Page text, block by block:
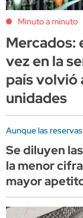
Minuto a minuto
Mercados:
vez en la
país volvió
unidades
Aunque las
Se diluyen
la menor
mayor